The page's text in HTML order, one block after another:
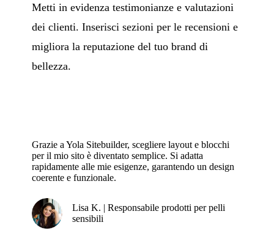
Metti in evidenza testimonianze e valutazioni
dei clienti. Inserisci sezioni per le recensioni e
migliora la reputazione del tuo brand di
bellezza.
Grazie a Yola Sitebuilder, scegliere layout e blocchi
per il mio sito è diventato semplice. Si adatta
rapidamente alle mie esigenze, garantendo un design
coerente e funzionale.
Lisa K. | Responsabile prodotti per pelli
sensibili